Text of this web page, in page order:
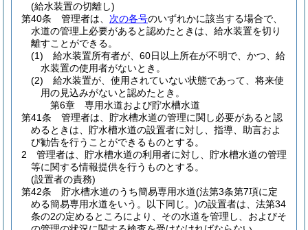
(給水装置の切離し)
第40条
管理者は、 次の各号のいずれかに該当する場合で、
水道の管理上必要があると認めたときは、給水装置を切り
離すことができる。
(1)
給水装置所有者が、60日以上所在が不明で、かつ、給
水装置の使用者がないとき。
(2)
給水装置が、使用されていない状態であって、将来使
用の見込みがないと認めたとき。
第6章
専用水道および貯水槽水道
第41条
管理者は、貯水槽水道の管理に関し必要があると認
めるときは、貯水槽水道の設置者に対し、指導、助言およ
び勧告を行うことができるものとする。
2
管理者は、貯水槽水道の利用者に対し、貯水槽水道の管理
等に関する情報提供を行うものとする。
(設置者の責務)
第42条
貯水槽水道のうち簡易専用水道(法第3条第7項に定
める簡易専用水道をいう。以下同じ。)の設置者は、法第34
条の2の定めるところにより、その水道を管理し、およびそ